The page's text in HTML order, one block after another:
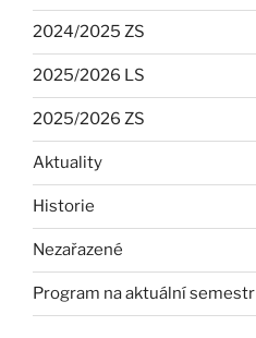
2024/2025 ZS
2025/2026 LS
2025/2026 ZS
Aktuality
Historie
Nezařazené
Program na aktuální semestr